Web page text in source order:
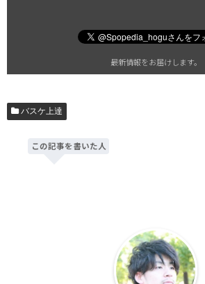
最新情報をお届けします。
バスケ上達
この記事を書いた人